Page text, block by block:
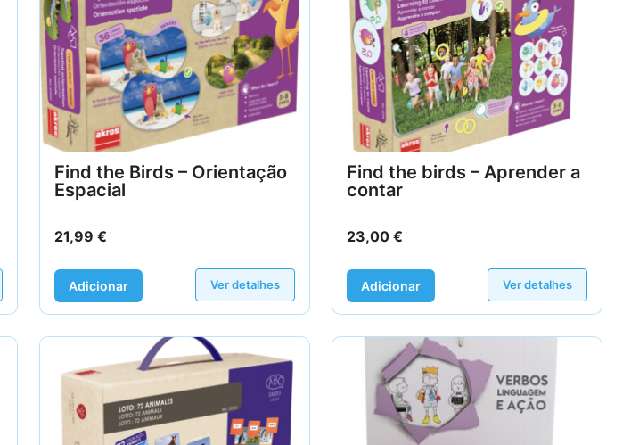
Find the Birds – Orientação
Espacial
21,99 €
Adicionar Ver detalhes
Find the birds – Aprender a
contar
23,00 €
Adicionar Ver detalhes